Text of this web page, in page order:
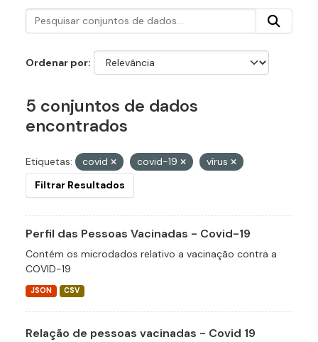
Ordenar por
5 conjuntos de dados
encontrados
Etiquetas: covid covid-19
vírus
Filtrar Resultados
Perfil das Pessoas Vacinadas - Covid-19
Contém os microdados relativo a vacinação contra a
COVID-19
JSON CSV
Relação de pessoas vacinadas - Covid 19